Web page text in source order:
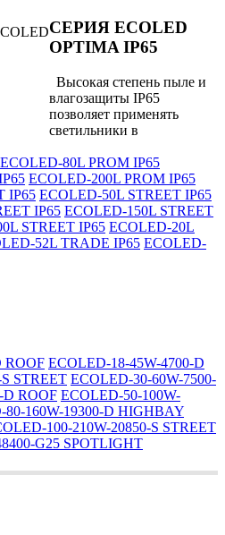
СЕРИЯ ECOLED
OPTIMA IP65
Высокая степень пыле и
влагозащиты IP65
позволяет применять
светильники в
ECOLED-80L PROM IP65
ECOLED-200L PROM IP65
IP65 ECOLED-50L STREET IP65
IP65 ECOLED-150L STREET
STREET IP65 ECOLED-20L
52L TRADE IP65 ECOLED-
ROOF ECOLED-18-45W-4700-D
STREET ECOLED-30-60W-7500-
D ROOF ECOLED-50-100W-
80-160W-19300-D HIGHBAY
100-210W-20850-S STREET
G25 SPOTLIGHT